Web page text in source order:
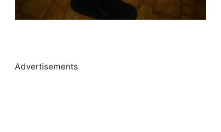
Advertisements